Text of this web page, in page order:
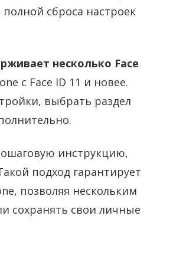
сброса настроек
несколько Face
с Face ID 11 и новее.
выбрать раздел
инструкцию,
подход гарантирует
позволяя нескольким
сохранять свои личные